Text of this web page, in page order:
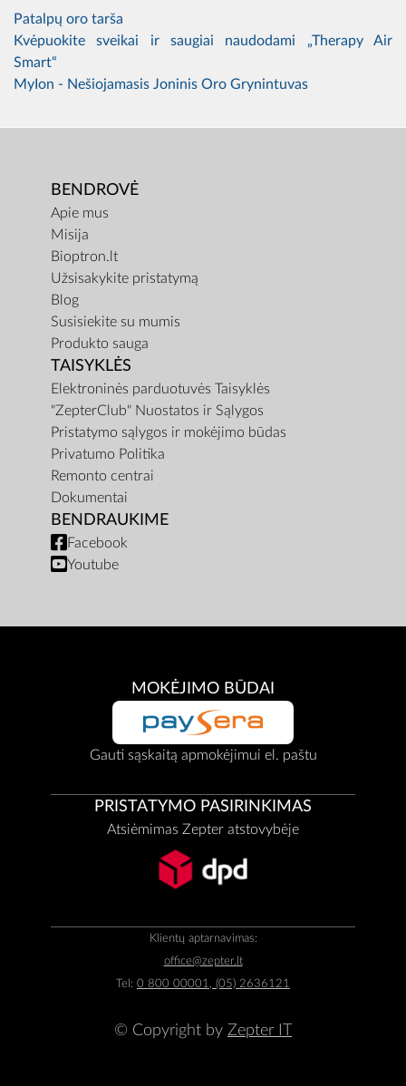
Patalpų oro tarša
Kvėpuokite sveikai ir saugiai naudodami „Therapy Air
Smart“
MyIon - Nešiojamasis Joninis Oro Grynintuvas
BENDROVĖ
Apie mus
Misija
Bioptron.lt
Užsisakykite pristatymą
Blog
Susisiekite su mumis
Produkto sauga
TAISYKLĖS
Elektroninės parduotuvės Taisyklės
"ZepterClub" Nuostatos ir Sąlygos
Pristatymo sąlygos ir mokėjimo būdas
Privatumo Politika
Remonto centrai
Dokumentai
BENDRAUKIME
Facebook
Youtube
MOKĖJIMO BŪDAI
Gauti sąskaitą apmokėjimui el. paštu
PRISTATYMO PASIRINKIMAS
Atsiėmimas Zepter atstovybėje
Klientų aptarnavimas:
office@zepter.lt
Tel: 0 800 00001, (05) 2636121
© Copyright by Zepter IT